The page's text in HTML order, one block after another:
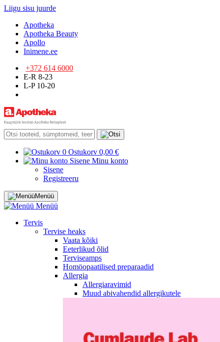
Liigu sisu juurde
Apotheka
Apotheka Beauty
Apollo
Inimene.ee
+372 614 6000
E-R 8-23
L-P 10-20
0 Ostukorv 0,00 €
Sisene Minu konto
Sisene
Registreeru
Menüü
Menüü
Tervis
Tervise heaks
Vaata kõiki
Eeterlikud õlid
Terviseamps
Homöopaatilised preparaadid
Allergia
Allergiaravimid
Muud abivahendid allergikutele